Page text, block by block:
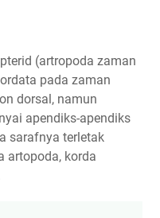
(artropoda zaman
pada zaman
dorsal, namun
apendiks-apendiks
sarafnya terletak
artopoda, korda